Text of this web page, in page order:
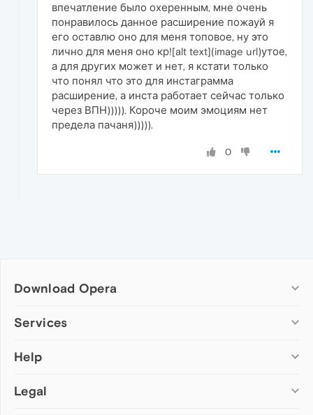
впечатление было охеренным, мне очень
понравилось данное расширение пожауй я
его оставлю оно для меня топовое, ну это
лично для меня оно кр![alt text](image url)утое,
а для других может и нет, я кстати только
что понял что это для инстаграмма
расширение, а инста работает сейчас только
через ВПН))))). Короче моим эмоциям нет
предела пачаня))))).
0
Download Opera
Computer browsers
Opera for Mac
Opera beta version
Services
Add-ons
Wallpapers
Help
Help & support
Legal